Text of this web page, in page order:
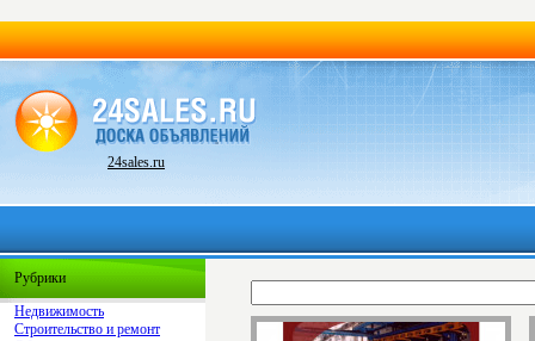
24sales.ru
Рубрики
Недвижимость
Строительство и ремонт